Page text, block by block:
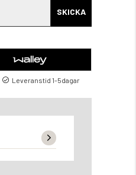
SKICKA
Leveranstid 1-5dagar